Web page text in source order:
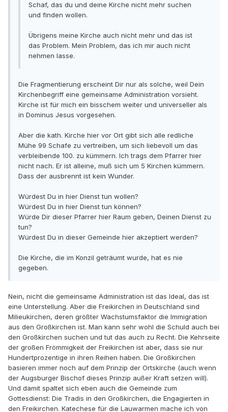
Schaf, das du und deine Kirche nicht mehr suchen
und finden wollen.
Übrigens meine Kirche auch nicht mehr und das ist
das Problem. Mein Problem, das ich mir auch nicht
nehmen lasse.
Die Fragmentierung erscheint Dir nur als solche, weil Dein
Kirchenbegriff eine gemeinsame Administration vorsieht.
Kirche ist für mich ein bisschem weiter und universeller als
in Dominus Jesus vorgesehen.
Aber die kath. Kirche hier vor Ort gibt sich alle redliche
Mühe 99 Schafe zu vertreiben, um sich liebevoll um das
verbleibende 100. zu kümmern. Ich trags dem Pfarrer hier
nicht nach. Er ist alleine, muß sich um 5 Kirchen kümmern.
Dass der ausbrennt ist kein Wunder.
Würdest Du in hier Dienst tun wollen?
Würdest Du in hier Dienst tun können?
Würde Dir dieser Pfarrer hier Raum geben, Deinen Dienst zu
tun?
Würdest Du in dieser Gemeinde hier akzeptiert werden?
Die Kirche, die im Konzil geträumt wurde, hat es nie
gegeben.
Nein, nicht die gemeinsame Administration ist das Ideal, das ist
eine Unterstellung. Aber die Freikirchen in Deutschland sind
Milieukirchen, deren größter Wachstumsfaktor die Immigration
aus den Großkirchen ist. Man kann sehr wohl die Schuld auch bei
den Großkirchen suchen und tut das auch zu Recht. Die Kehrseite
der großen Frömmigkeit der Freikirchen ist aber, dass sie nur
Hundertprozentige in ihren Reihen haben. Die Großkirchen
basieren immer noch auf dem Prinzip der Ortskirche (auch wenn
der Augsburger Bischof dieses Prinzip außer Kraft setzen will).
Und damit spaltet sich eben auch die Gemeinde zum
Gottesdienst: Die Tradis in den Großkirchen, die Engagierten in
den Freikirchen. Katechese für die Lauwarmen mache ich von